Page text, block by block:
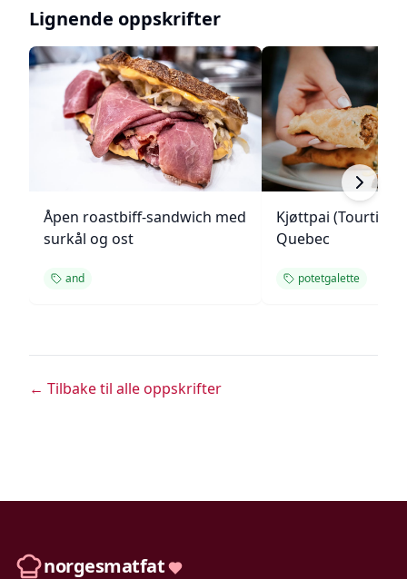
Lignende oppskrifter
Åpen roastbiff-sandwich med
surkål og ost
and
Kjøttpai
Quebec
potetgalette
← Tilbake til alle oppskrifter
norgesmatfat